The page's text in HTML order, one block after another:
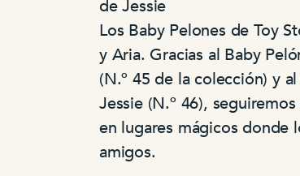
de Jessie
Los Baby Pelones de Toy
y Aria. Gracias al Baby
(N.º 45 de la colección) y
Jessie (N.º 46),
en lugares mágicos donde
amigos.